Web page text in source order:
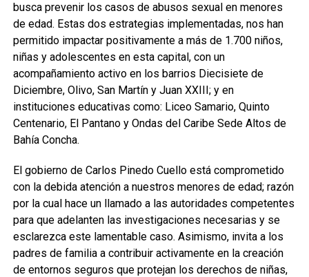
busca prevenir los casos de abusos sexual en menores
de edad. Estas dos estrategias implementadas, nos han
permitido impactar positivamente a más de 1.700 niños,
niñas y adolescentes en esta capital, con un
acompañamiento activo en los barrios Diecisiete de
Diciembre, Olivo, San Martín y Juan XXIII; y en
instituciones educativas como: Liceo Samario, Quinto
Centenario, El Pantano y Ondas del Caribe Sede Altos de
Bahía Concha.
El gobierno de Carlos Pinedo Cuello está comprometido
con la debida atención a nuestros menores de edad; razón
por la cual hace un llamado a las autoridades competentes
para que adelanten las investigaciones necesarias y se
esclarezca este lamentable caso. Asimismo, invita a los
padres de familia a contribuir activamente en la creación
de entornos seguros que protejan los derechos de niñas,